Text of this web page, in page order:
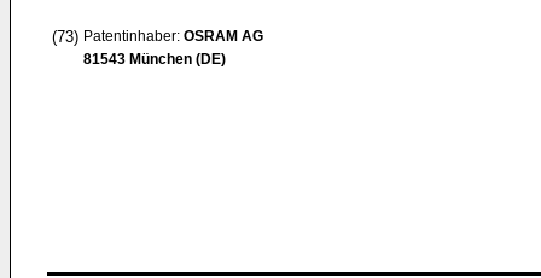
(73) Patentinhaber: OSRAM AG
81543 München (DE)